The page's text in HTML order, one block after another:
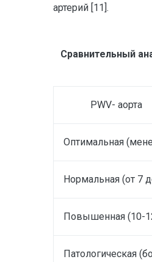
артерий [11].
Сравнительный
PWV- аорта
Оптимальная
Нормальная (от 7
Повышенная (10-
Патологическая